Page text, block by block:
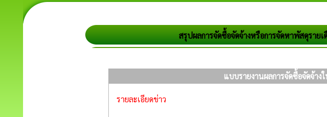
สรุปผลการจัดซื้อจัดจ้างหรือการจัดหาพัสดุรา
แบบรายงานผลการจัดซื้อจัดจ้า
รายละเอียดข่าว